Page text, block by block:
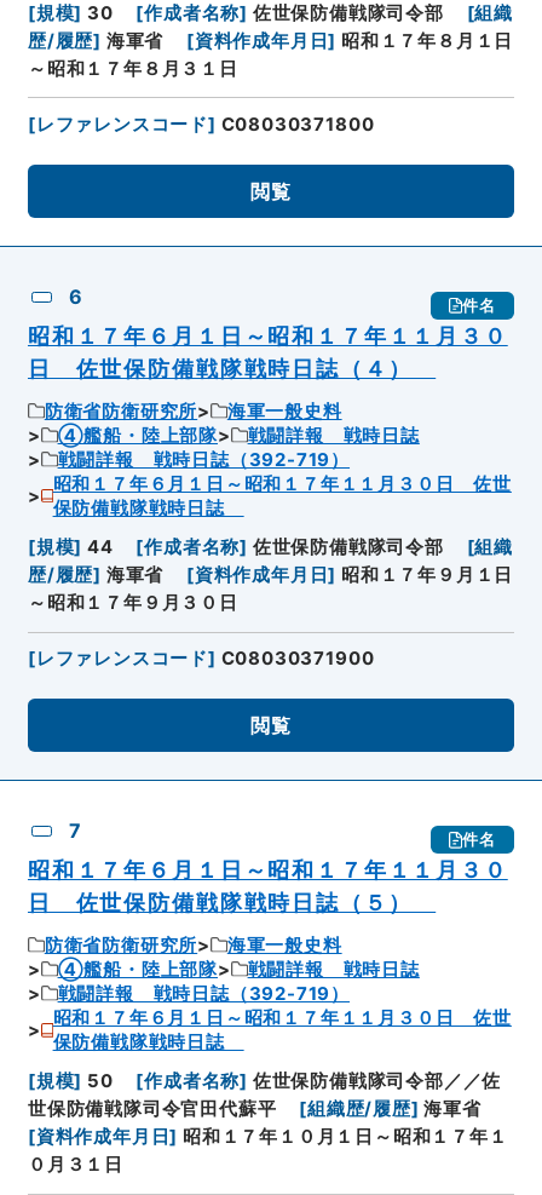
[規模] 30 [作成者名称] 佐世保防備戦隊司令部 [組織
歴/履歴] 海軍省 [資料作成年月日] 昭和１７年８月１日
～昭和１７年８月３１日
[レファレンスコード] C08030371800
閲覧
6 件名
昭和１７年６月１日～昭和１７年１１月３０
日 佐世保防備戦隊戦時日誌（４）
防衛省防衛研究所
海軍一般史料
④艦船・陸上部隊
戦闘詳報 戦時日誌
戦闘詳報 戦時日誌（392-719）
昭和１７年６月１日～昭和１７年１１月３０日 佐世
保防備戦隊戦時日誌
[規模] 44 [作成者名称] 佐世保防備戦隊司令部 [組織
歴/履歴] 海軍省 [資料作成年月日] 昭和１７年９月１日
～昭和１７年９月３０日
[レファレンスコード] C08030371900
閲覧
7 件名
昭和１７年６月１日～昭和１７年１１月３０
日 佐世保防備戦隊戦時日誌（５）
防衛省防衛研究所
海軍一般史料
④艦船・陸上部隊
戦闘詳報 戦時日誌
戦闘詳報 戦時日誌（392-719）
昭和１７年６月１日～昭和１７年１１月３０日 佐世
保防備戦隊戦時日誌
[規模] 50 [作成者名称] 佐世保防備戦隊司令部／／佐
世保防備戦隊司令官田代蘇平
[組織歴/履歴] 海軍省
[資料作成年月日] 昭和１７年１０月１日～昭和１７年１
０月３１日